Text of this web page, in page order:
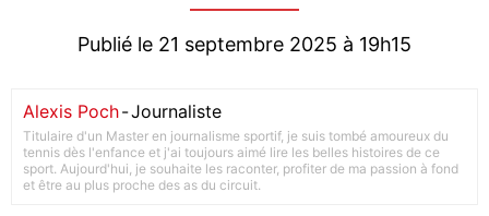
Publié le 21 septembre 2025 à 19h15
Alexis Poch-Journaliste
Titulaire d'un Master en journalisme sportif, je suis tombé amoureux du
tennis dès l'enfance et j'ai toujours aimé lire les belles histoires de ce
sport. Aujourd'hui, je souhaite les raconter, profiter de ma passion à fond
et être au plus proche des as du circuit.